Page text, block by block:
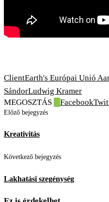
ClientEarth's Európai Unió
SándorLudwig Kramer
MEGOSZTÁS
Facebook
Előző bejegyzés
Kreativitás
Következő bejegyzés
Lakhatási szegénység